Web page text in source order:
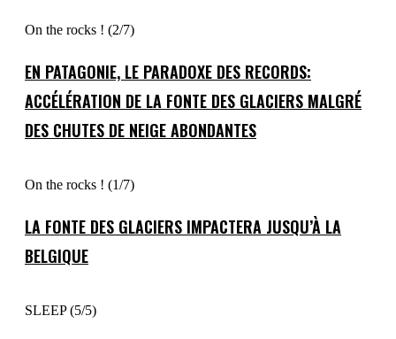
On the rocks ! (2/7)
EN PATAGONIE, LE PARADOXE DES RECORDS:
ACCÉLÉRATION DE LA FONTE DES GLACIERS MALGRÉ
DES CHUTES DE NEIGE ABONDANTES
On the rocks ! (1/7)
LA FONTE DES GLACIERS IMPACTERA JUSQU’À LA
BELGIQUE
SLEEP (5/5)